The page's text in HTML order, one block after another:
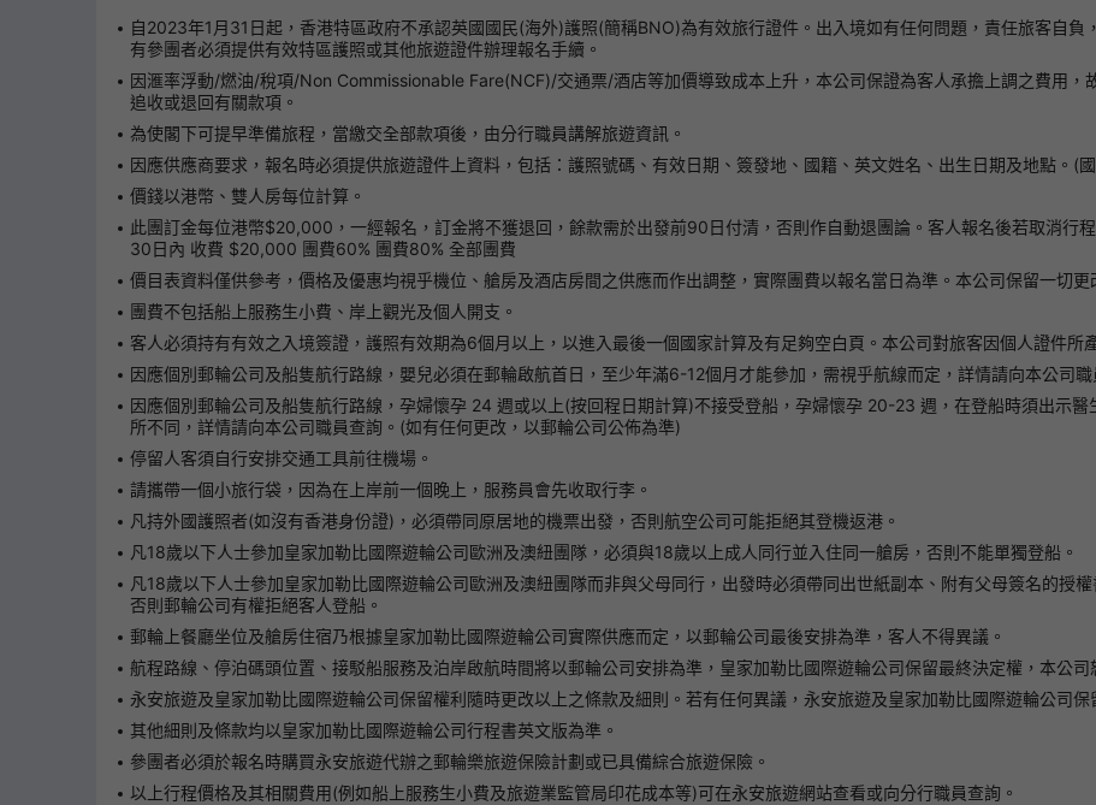
自2023年1月31日起，香港特區政府不承認英國國民(海外)護照(簡稱BNO)為有效旅行證件。出入境如有任何問題，責任旅客自
有參團者必須提供有效特區護照或其他旅遊證件辦理報名手續。
因滙率浮動/燃油/稅項/Non Commissionable Fare(NCF)/交通票/酒店等加價導致成本上升，本公司保證為客人承擔上調之費用，
追收或退回有關款項。
為使閣下可提早準備旅程，當繳交全部款項後，由分行職員講解旅遊資訊。
因應供應商要求，報名時必須提供旅遊證件上資料，包括：護照號碼、有效日期、簽發地、國籍、英文姓名、出生日期及地點。(
價錢以港幣、雙人房每位計算。
此團訂金每位港幣$20,000，一經報名，訂金將不獲退回，餘款需於出發前90日付清，否則作自動退團論。客人報名後若取消行
30日內 收費 $20,000 團費60% 團費80% 全部團費
價目表資料僅供參考，價格及優惠均視乎機位、艙房及酒店房間之供應而作出調整，實際團費以報名當日為準。本公司保留一切更
團費不包括船上服務生小費、岸上觀光及個人開支。
客人必須持有有效之入境簽證，護照有效期為6個月以上，以進入最後一個國家計算及有足夠空白頁。本公司對旅客因個人證件所
因應個別郵輪公司及船隻航行路線，嬰兒必須在郵輪啟航首日，至少年滿6-12個月才能參加，需視乎航線而定，詳情請向本公司
因應個別郵輪公司及船隻航行路線，孕婦懷孕 24 週或以上(按回程日期計算)不接受登船，孕婦懷孕 20-23 週，在登船時須出示
所不同，詳情請向本公司職員查詢。(如有任何更改，以郵輪公司公佈為準)
停留人客須自行安排交通工具前往機場。
請攜帶一個小旅行袋，因為在上岸前一個晚上，服務員會先收取行李。
凡持外國護照者(如沒有香港身份證)，必須帶同原居地的機票出發，否則航空公司可能拒絕其登機返港。
凡18歲以下人士參加皇家加勒比國際遊輪公司歐洲及澳紐團隊，必須與18歲以上成人同行並入住同一艙房，否則不能單獨登船。
凡18歲以下人士參加皇家加勒比國際遊輪公司歐洲及澳紐團隊而非與父母同行，出發時必須帶同出世紙副本、附有父母簽名的授
否則郵輪公司有權拒絕客人登船。
郵輪上餐廳坐位及艙房住宿乃根據皇家加勒比國際遊輪公司實際供應而定，以郵輪公司最後安排為準，客人不得異議。
航程路線、停泊碼頭位置、接駁船服務及泊岸啟航時間將以郵輪公司安排為準，皇家加勒比國際遊輪公司保留最終決定權，本公司
永安旅遊及皇家加勒比國際遊輪公司保留權利隨時更改以上之條款及細則。若有任何異議，永安旅遊及皇家加勒比國際遊輪公司保
其他細則及條款均以皇家加勒比國際遊輪公司行程書英文版為準。
參團者必須於報名時購買永安旅遊代辦之郵輪樂旅遊保險計劃或已具備綜合旅遊保險。
以上行程價格及其相關費用(例如船上服務生小費及旅遊業監管局印花成本等)可在永安旅遊網站查看或向分行職員查詢。